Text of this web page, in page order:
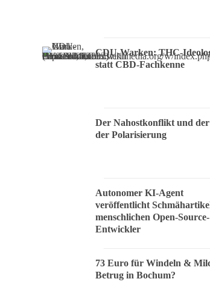
CDU-Warken: THC-
statt CBD-Fachkenne
Der Nahostkonflikt und der
der Polarisierung
Autonomer KI-Agent
veröffentlicht
menschlichen Open-Source-
Entwickler
73 Euro für Windeln &
Betrug in Bochum?